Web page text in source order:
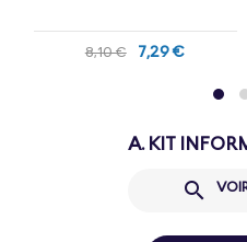
8,10 € 7,29 €
A. KIT
